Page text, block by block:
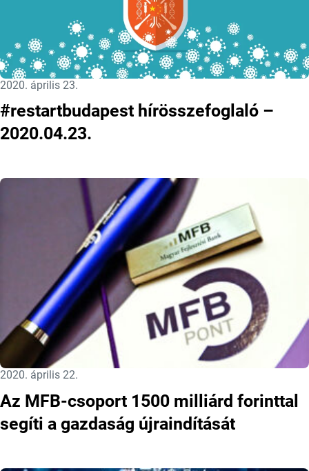
Közzétéve:
2020. április 23.
#restartbudapest hírösszefoglaló –
2020.04.23.
Közzétéve:
2020. április 22.
Az MFB-csoport 1500 milliárd forinttal
segíti a gazdaság újraindítását